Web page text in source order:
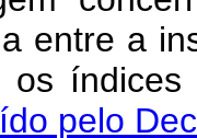
entre a
os
pelo